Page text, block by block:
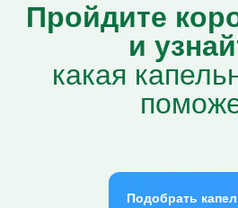
Пройдите
и
какая
Подобрать